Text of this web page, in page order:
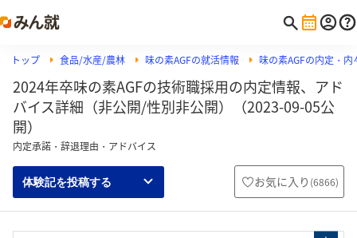
トップ 食品/水産/農林 味の素AGFの就活情報 味の素AGFの内定・
2024年卒味の素AGFの技術職採用の内定情報、アド
バイス詳細（非公開/性別非公開）（2023-09-05公
開）
内定承諾・辞退理由・アドバイス
体験記を投稿する お気に入り (6866)